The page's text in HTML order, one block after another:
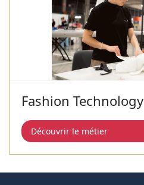
Fashion Technology
Découvrir le métier